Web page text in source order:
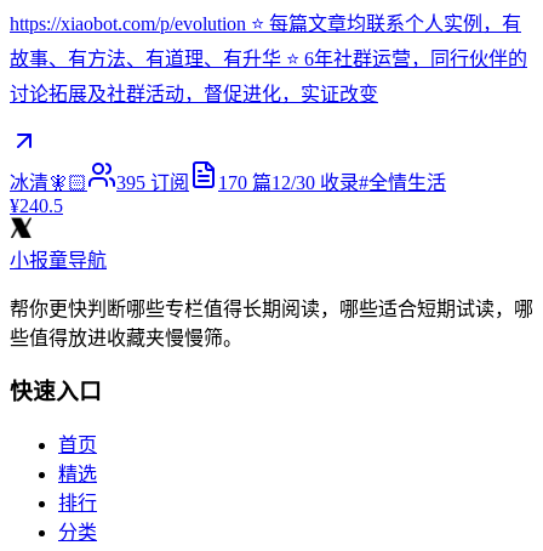
https://xiaobot.com/p/evolution ⭐ 每篇文章均联系个人实例，有
故事、有方法、有道理、有升华 ⭐ 6年社群运营，同行伙伴的
讨论拓展及社群活动，督促进化，实证改变
冰清🧚🏻 395 订阅 170 篇12/30 收录#全情生活
¥240.5
小报童导航
帮你更快判断哪些专栏值得长期阅读，哪些适合短期试读，哪
些值得放进收藏夹慢慢筛。
快速入口
首页
精选
排行
分类